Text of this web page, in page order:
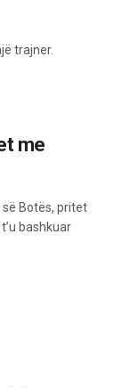
trajner.
me
së Botës, pritet
bashkuar